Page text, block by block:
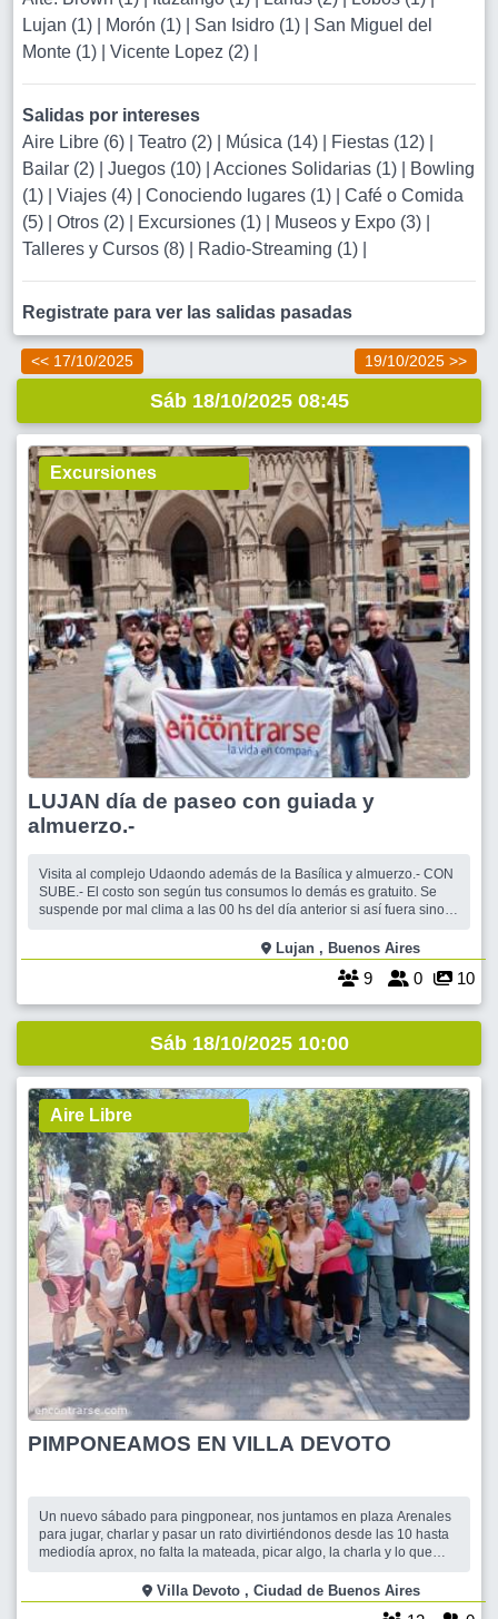
Lujan (1)
Morón (1) San Isidro (1)
San Miguel del
Monte (1)
Vicente Lopez (2)
Salidas por intereses
Aire Libre (6)
Teatro (2) Música (14) Fiestas (12)
Bailar (2)
Juegos (10) Acciones Solidarias (1)
Bowling
(1)
Viajes (4) Conociendo lugares (1)
Café o Comida
(5)
Otros (2) Excursiones (1) Museos y Expo (3)
Talleres y Cursos (8)
Radio-Streaming (1)
Registrate para ver las salidas pasadas
<< 17/10/2025 19/10/2025 >>
Sáb 18/10/2025 08:45
Excursiones
LUJAN día de paseo con guiada y
almuerzo.-
Visita al complejo Udaondo además de la Basílica y almuerzo.- CON
SUBE.- El costo son según tus consumos lo demás es gratuito. Se
suspende por mal clima a las 00 hs del día anterior si así fuera sino
Podes venir con gente amiga en tu auto y encontrarnos allá en Lujan.
O
Lujan , Buenos Aires
9 0 10
Sáb 18/10/2025 10:00
Aire Libre
PIMPONEAMOS EN VILLA DEVOTO
Un nuevo sábado para pingponear, nos juntamos en plaza Arenales
para jugar, charlar y pasar un rato divirtiéndonos desde las 10 hasta
mediodía aprox, no falta la mateada, picar algo, la charla y lo que
cumple de Carlos . Que el ping pong sea la excusa para pasar un
rato en buena com
Villa Devoto , Ciudad de Buenos Aires